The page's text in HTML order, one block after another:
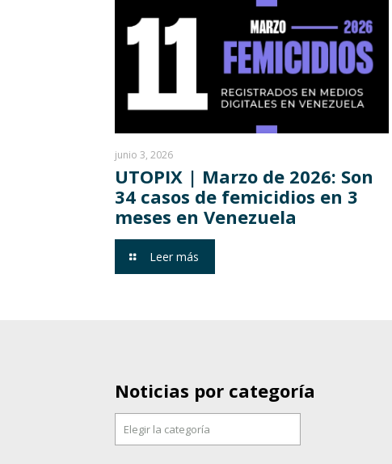
junio 3, 2026
UTOPIX | Marzo de 2026: Son
34 casos de femicidios en 3
meses en Venezuela
Leer más
Noticias por categoría
por